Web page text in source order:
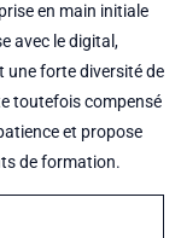
en main initiale
avec le digital,
forte diversité de
toutefois compensé
et propose
de formation.